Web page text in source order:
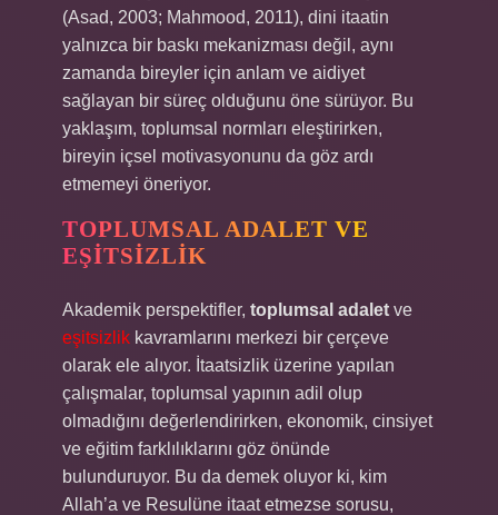
(Asad, 2003; Mahmood, 2011), dini itaatin
yalnızca bir baskı mekanizması değil, aynı
zamanda bireyler için anlam ve aidiyet
sağlayan bir süreç olduğunu öne sürüyor. Bu
yaklaşım, toplumsal normları eleştirirken,
bireyin içsel motivasyonunu da göz ardı
etmemeyi öneriyor.
TOPLUMSAL ADALET VE
EŞITSIZLIK
Akademik perspektifler, toplumsal adalet ve
eşitsizlik kavramlarını merkezi bir çerçeve
olarak ele alıyor. İtaatsizlik üzerine yapılan
çalışmalar, toplumsal yapının adil olup
olmadığını değerlendirirken, ekonomik, cinsiyet
ve eğitim farklılıklarını göz önünde
bulunduruyor. Bu da demek oluyor ki, kim
Allah’a ve Resulüne itaat etmezse sorusu,